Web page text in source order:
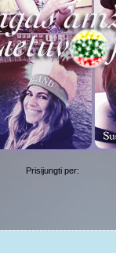
Prisijungti per: